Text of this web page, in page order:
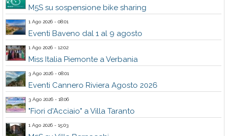
M5S su sospensione bike sharing
1 Ago 2026 - 08:01
Eventi Baveno dal 1 al 9 agosto
1 Ago 2026 - 12:02
Miss Italia Piemonte a Verbania
3 Ago 2026 - 08:01
Eventi Cannero Riviera Agosto 2026
3 Ago 2026 - 18:06
"Fiori d'Acciaio" a Villa Taranto
1 Ago 2026 - 15:03